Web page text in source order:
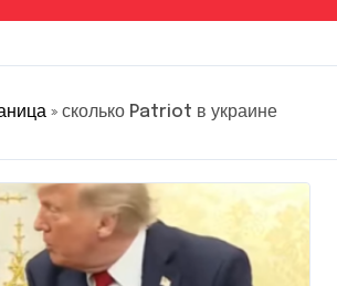
»сколько Patriot в украине